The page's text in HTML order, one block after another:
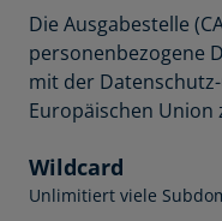
Die Ausgabestelle
personenbezogene
mit der
Europäischen
Wildcard
Unlimitiert viele